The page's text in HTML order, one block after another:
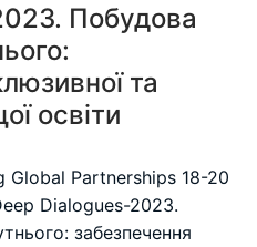
Побудова
та
освіти
Partnerships 18-20
Dialogues-2023.
забезпечення